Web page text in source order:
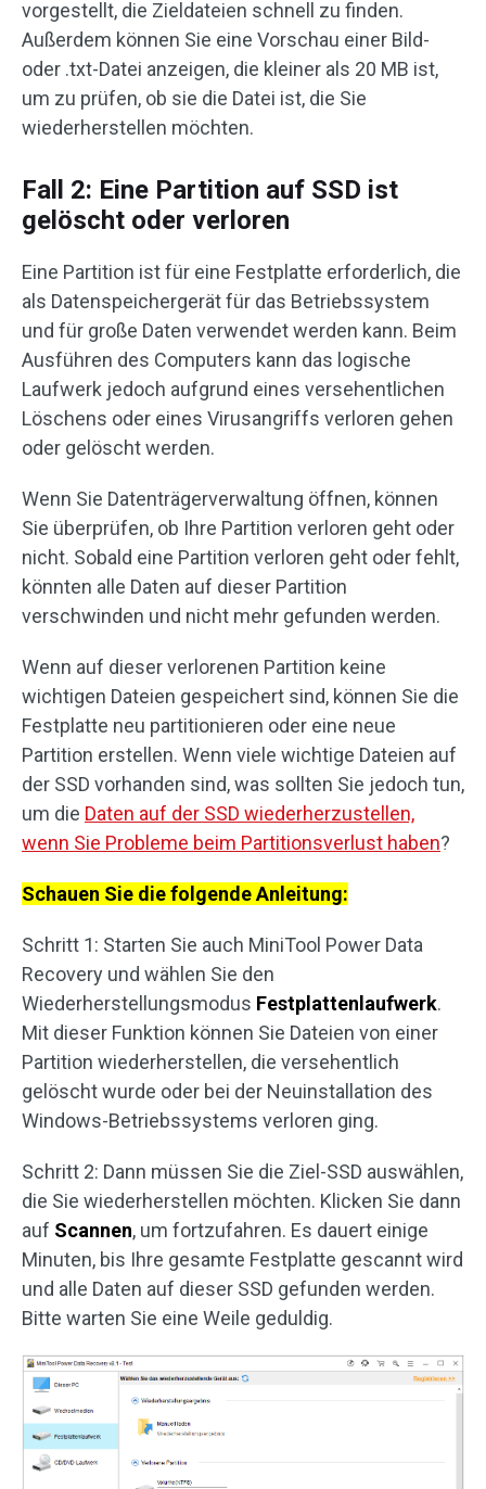
vorgestellt, die Zieldateien schnell zu finden.
Außerdem können Sie eine Vorschau einer Bild-
oder .txt-Datei anzeigen, die kleiner als 20 MB ist,
um zu prüfen, ob sie die Datei ist, die Sie
wiederherstellen möchten.
Fall 2: Eine Partition auf SSD ist
gelöscht oder verloren
Eine Partition ist für eine Festplatte erforderlich, die
als Datenspeichergerät für das Betriebssystem
und für große Daten verwendet werden kann. Beim
Ausführen des Computers kann das logische
Laufwerk jedoch aufgrund eines versehentlichen
Löschens oder eines Virusangriffs verloren gehen
oder gelöscht werden.
Wenn Sie Datenträgerverwaltung öffnen, können
Sie überprüfen, ob Ihre Partition verloren geht oder
nicht. Sobald eine Partition verloren geht oder fehlt,
könnten alle Daten auf dieser Partition
verschwinden und nicht mehr gefunden werden.
Wenn auf dieser verlorenen Partition keine
wichtigen Dateien gespeichert sind, können Sie die
Festplatte neu partitionieren oder eine neue
Partition erstellen. Wenn viele wichtige Dateien auf
der SSD vorhanden sind, was sollten Sie jedoch tun,
um die Daten auf der SSD wiederherzustellen,
wenn Sie Probleme beim Partitionsverlust haben?
Schauen Sie die folgende Anleitung:
Schritt 1: Starten Sie auch MiniTool Power Data
Recovery und wählen Sie den
Wiederherstellungsmodus Festplattenlaufwerk.
Mit dieser Funktion können Sie Dateien von einer
Partition wiederherstellen, die versehentlich
gelöscht wurde oder bei der Neuinstallation des
Windows-Betriebssystems verloren ging.
Schritt 2: Dann müssen Sie die Ziel-SSD auswählen,
die Sie wiederherstellen möchten. Klicken Sie dann
auf Scannen, um fortzufahren. Es dauert einige
Minuten, bis Ihre gesamte Festplatte gescannt wird
und alle Daten auf dieser SSD gefunden werden.
Bitte warten Sie eine Weile geduldig.